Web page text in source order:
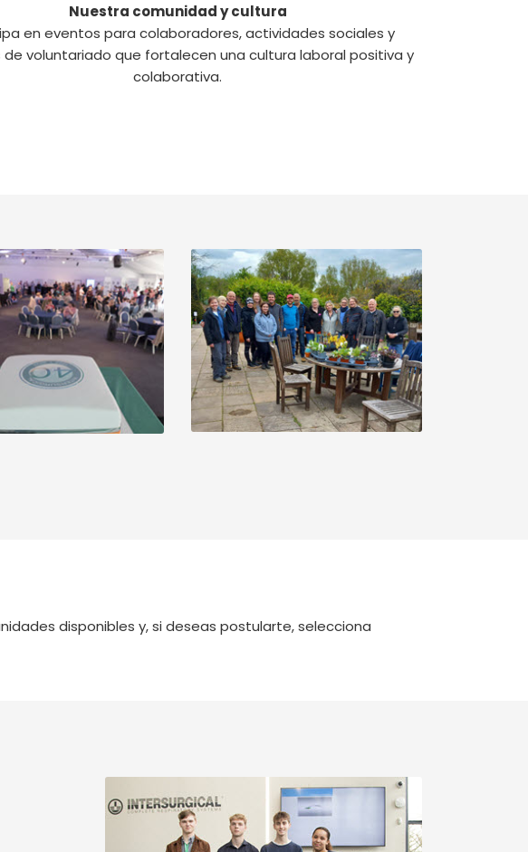
Nuestra comunidad y cultura
en eventos para colaboradores, actividades sociales y
de voluntariado que fortalecen una cultura laboral positiva y
colaborativa.
disponibles y, si deseas postularte, selecciona